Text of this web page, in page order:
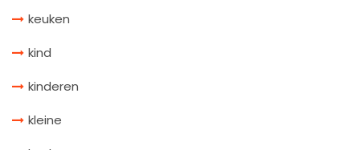
keuken
kind
kinderen
kleine